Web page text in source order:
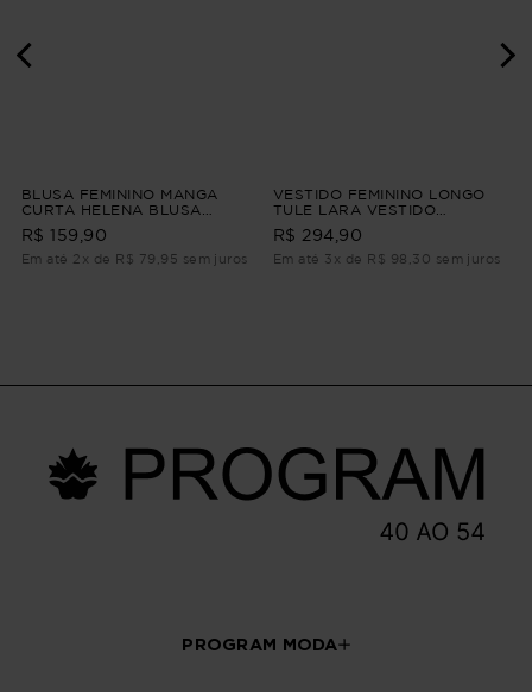
BLUSA FEMININO MANGA
CURTA HELENA BLUSA
FEMININO MANGA CURTA
Preto P
R$ 159,90
Em até 2x de R$ 79,95 sem juros
VESTIDO FEMININO LONGO
TULE LARA VESTIDO
FEMININO LONGO TULE G
R$ 294,90
Em até 3x de R$ 98,30 sem juros
PROGRAM MODA